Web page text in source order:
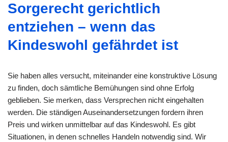
Sorgerecht gerichtlich
entziehen – wenn das
Kindeswohl gefährdet ist
Sie haben alles versucht, miteinander eine konstruktive Lösung
zu finden, doch sämtliche Bemühungen sind ohne Erfolg
geblieben. Sie merken, dass Versprechen nicht eingehalten
werden. Die ständigen Auseinandersetzungen fordern ihren
Preis und wirken unmittelbar auf das Kindeswohl. Es gibt
Situationen, in denen schnelles Handeln notwendig sind. Wir